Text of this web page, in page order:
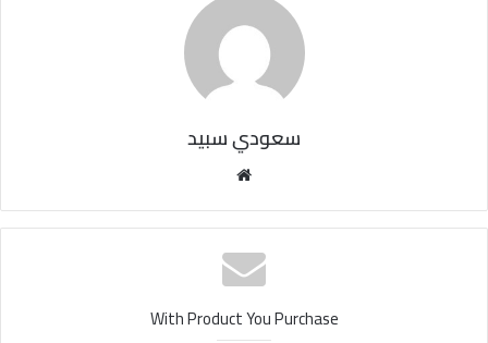
سعودي سبيد
الوي
ب
With Product You Purchase